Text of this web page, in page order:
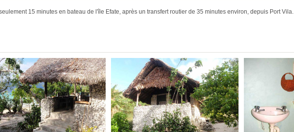
seulement 15 minutes en bateau de l'île Efate, après un transfert routier de 35 minutes environ, depuis Port Vila.